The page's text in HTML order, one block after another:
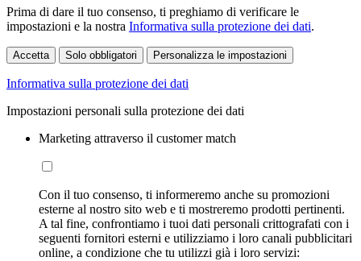
Prima di dare il tuo consenso, ti preghiamo di verificare le
impostazioni e la nostra Informativa sulla protezione dei dati.
Accetta Solo obbligatori Personalizza le impostazioni
Informativa sulla protezione dei dati
Impostazioni personali sulla protezione dei dati
Marketing attraverso il customer match
Con il tuo consenso, ti informeremo anche su promozioni
esterne al nostro sito web e ti mostreremo prodotti pertinenti.
A tal fine, confrontiamo i tuoi dati personali crittografati con i
seguenti fornitori esterni e utilizziamo i loro canali pubblicitari
online, a condizione che tu utilizzi già i loro servizi: